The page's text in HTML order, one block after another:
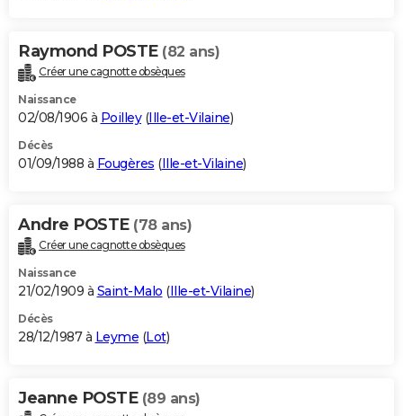
Raymond POSTE (82 ans)
Créer une cagnotte obsèques
Naissance
02/08/1906 à Poilley(Ille-et-Vilaine)
Décès
01/09/1988 à Fougères (Ille-et-Vilaine)
Andre POSTE (78 ans)
Créer une cagnotte obsèques
Naissance
21/02/1909 à Saint-Malo (Ille-et-Vilaine)
Décès
28/12/1987 à Leyme (Lot)
Jeanne POSTE (89 ans)